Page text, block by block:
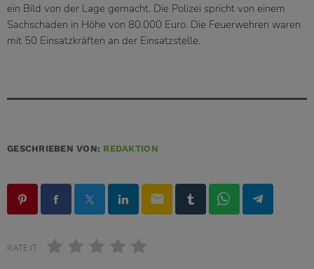
ein Bild von der Lage gemacht. Die Polizei spricht von einem
Sachschaden in Höhe von 80.000 Euro. Die Feuerwehren waren
mit 50 Einsatzkräften an der Einsatzstelle.
GESCHRIEBEN VON: REDAKTION
email
RATE IT